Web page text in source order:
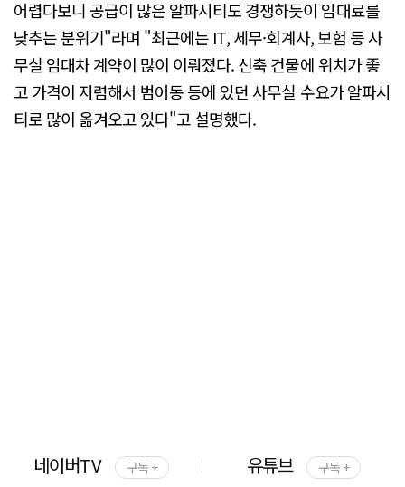
어렵다보니 공급이 많은 알파시티도 경쟁하듯이 임대료를
낮추는 분위기"라며 "최근에는 IT, 세무·회계사, 보험 등 사
무실 임대차 계약이 많이 이뤄졌다. 신축 건물에 위치가 좋
고 가격이 저렴해서 범어동 등에 있던 사무실 수요가 알파시
티로 많이 옮겨오고 있다"고 설명했다.
네이버TV 구독 + 유튜브 구독 +